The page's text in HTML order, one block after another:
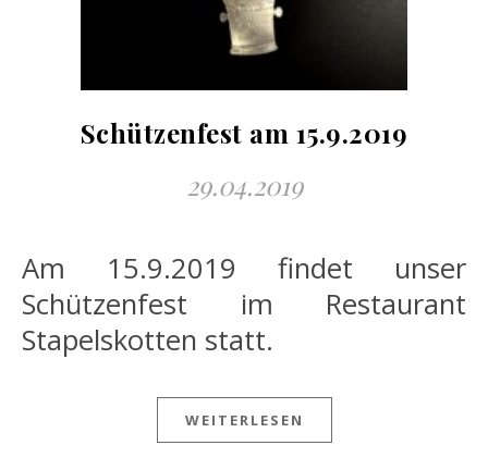
Schützenfest am 15.9.2019
29.04.2019
Am 15.9.2019 findet unser
Schützenfest im Restaurant
Stapelskotten statt.
WEITERLESEN